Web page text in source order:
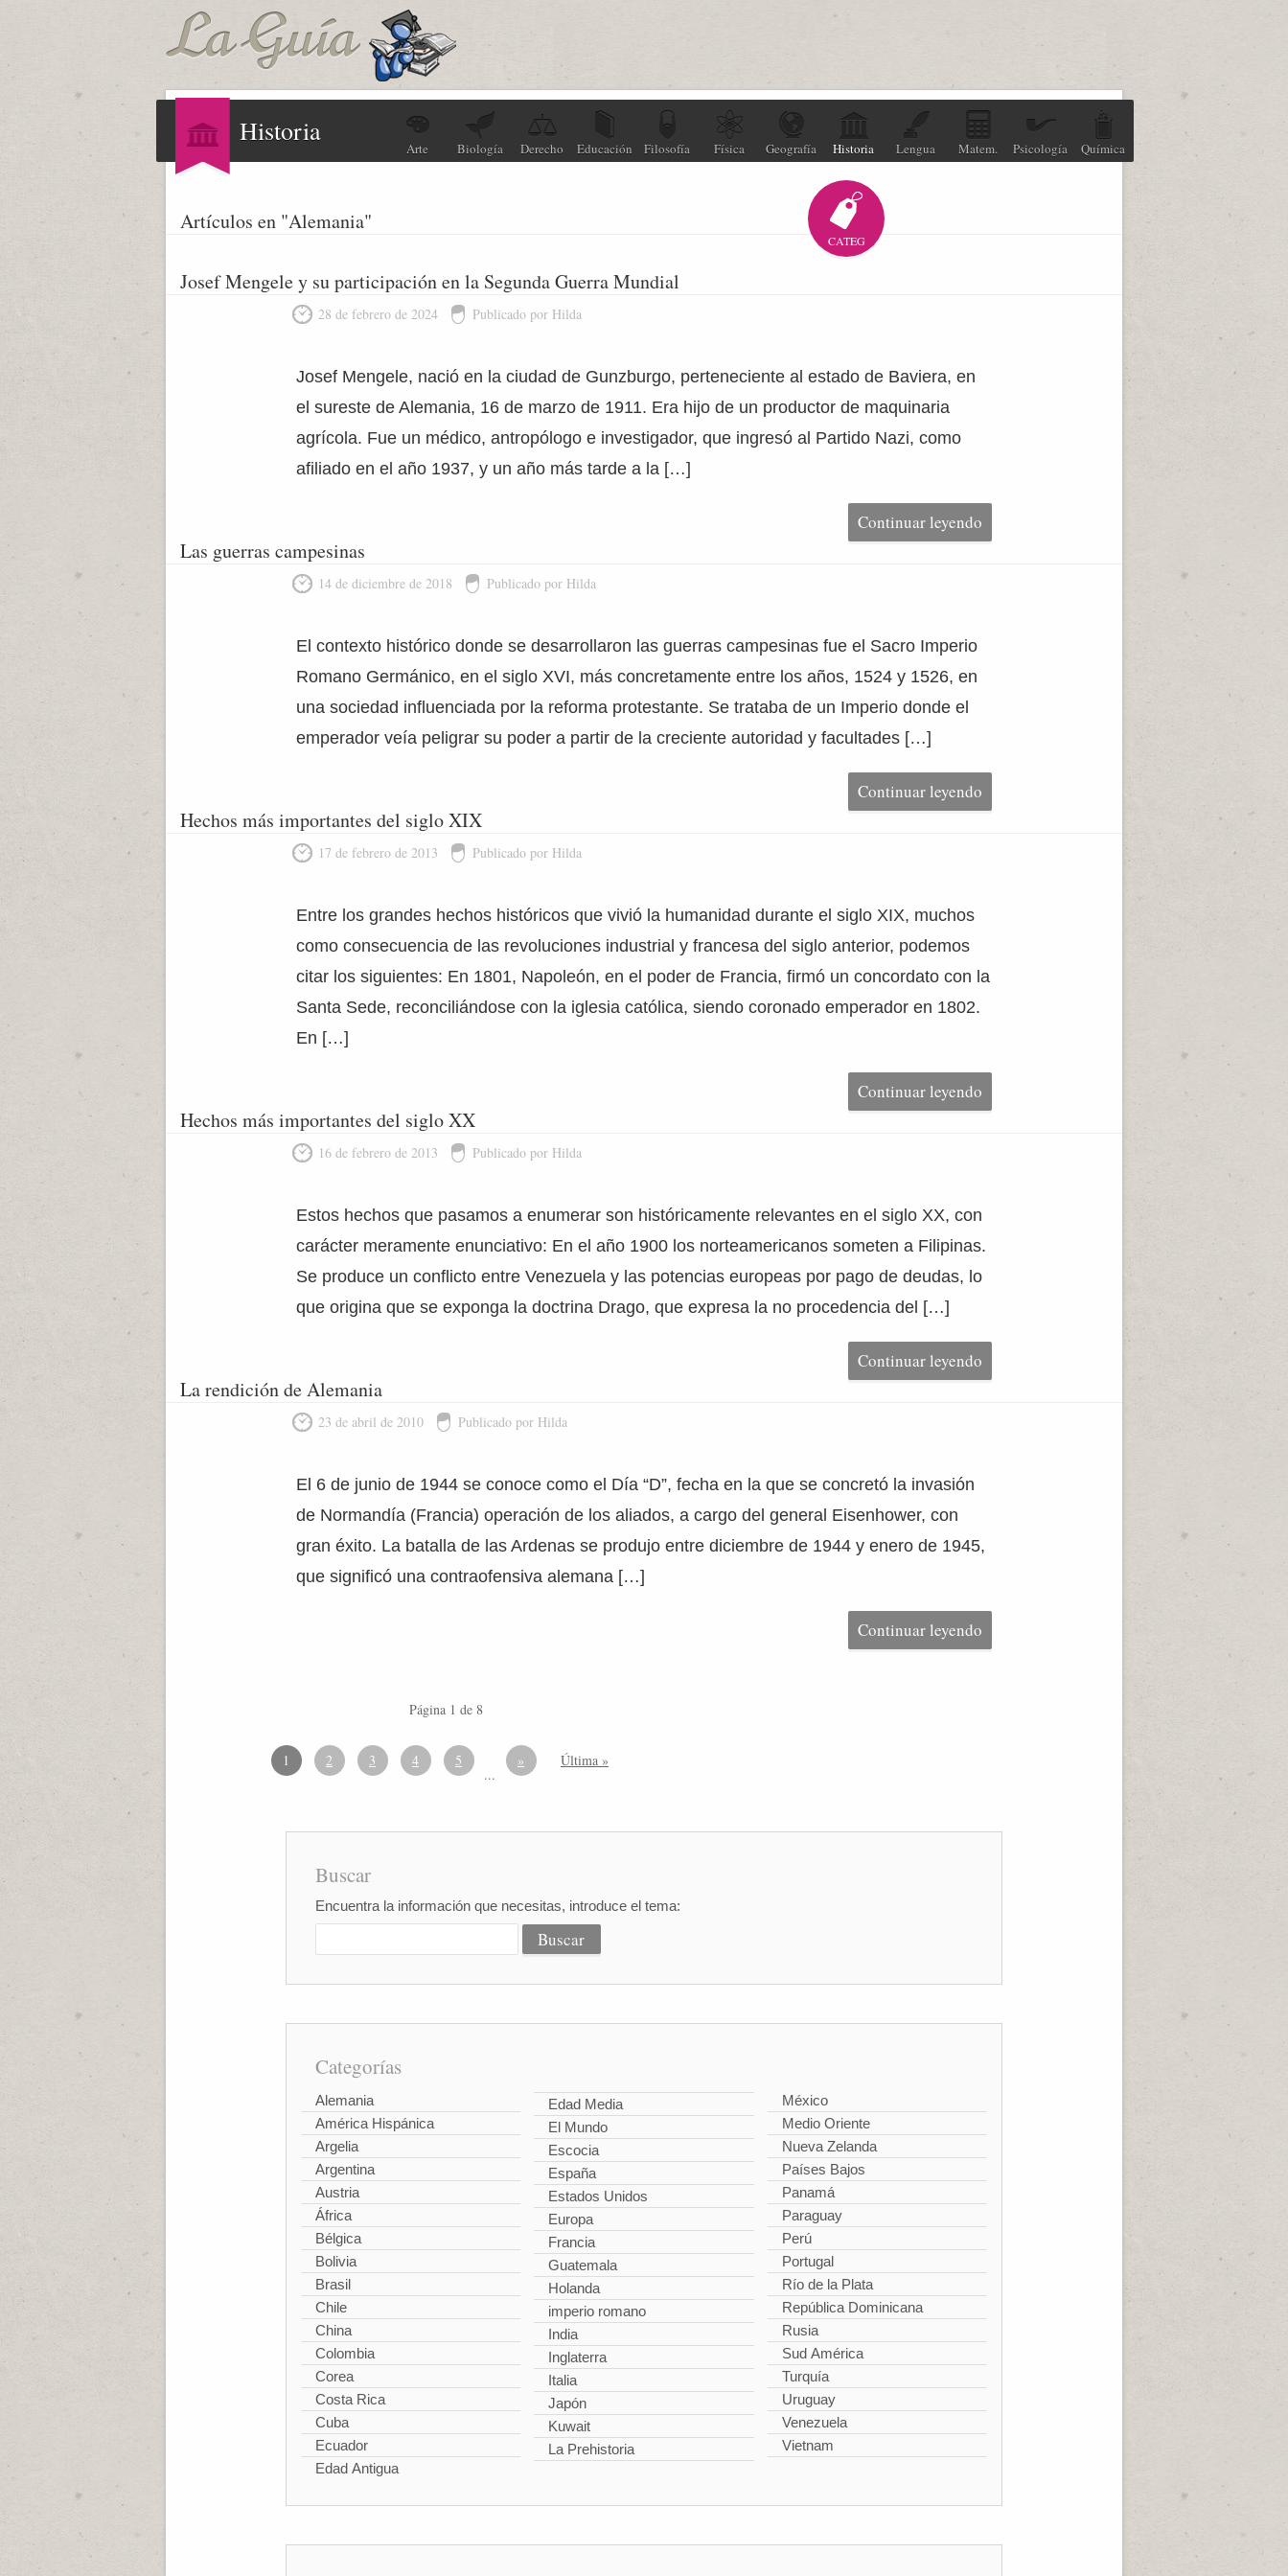
Historia
Arte Biología Derecho Educación Filosofía Física Geografía Historia Lengua Matem. Psicología Química
Artículos en "Alemania"
CATEG
Josef Mengele y su participación en la Segunda Guerra Mundial
28 de febrero de 2024 Publicado por Hilda
Josef Mengele, nació en la ciudad de Gunzburgo, perteneciente al estado de Baviera, en
el sureste de Alemania, 16 de marzo de 1911. Era hijo de un productor de maquinaria
agrícola. Fue un médico, antropólogo e investigador, que ingresó al Partido Nazi, como
afiliado en el año 1937, y un año más tarde a la […]
Continuar leyendo
Las guerras campesinas
14 de diciembre de 2018 Publicado por Hilda
El contexto histórico donde se desarrollaron las guerras campesinas fue el Sacro Imperio
Romano Germánico, en el siglo XVI, más concretamente entre los años, 1524 y 1526, en
una sociedad influenciada por la reforma protestante. Se trataba de un Imperio donde el
emperador veía peligrar su poder a partir de la creciente autoridad y facultades […]
Continuar leyendo
Hechos más importantes del siglo XIX
17 de febrero de 2013 Publicado por Hilda
Entre los grandes hechos históricos que vivió la humanidad durante el siglo XIX, muchos
como consecuencia de las revoluciones industrial y francesa del siglo anterior, podemos
citar los siguientes: En 1801, Napoleón, en el poder de Francia, firmó un concordato con la
Santa Sede, reconciliándose con la iglesia católica, siendo coronado emperador en 1802.
En […]
Continuar leyendo
Hechos más importantes del siglo XX
16 de febrero de 2013 Publicado por Hilda
Estos hechos que pasamos a enumerar son históricamente relevantes en el siglo XX, con
carácter meramente enunciativo: En el año 1900 los norteamericanos someten a Filipinas.
Se produce un conflicto entre Venezuela y las potencias europeas por pago de deudas, lo
que origina que se exponga la doctrina Drago, que expresa la no procedencia del […]
Continuar leyendo
La rendición de Alemania
23 de abril de 2010 Publicado por Hilda
El 6 de junio de 1944 se conoce como el Día “D”, fecha en la que se concretó la invasión
de Normandía (Francia) operación de los aliados, a cargo del general Eisenhower, con
gran éxito. La batalla de las Ardenas se produjo entre diciembre de 1944 y enero de 1945,
que significó una contraofensiva alemana […]
Continuar leyendo
Página 1 de 8
1 2 3 4 5
...
» Última »
Buscar
Encuentra la información que necesitas, introduce el tema:
Categorías
Alemania
América Hispánica
Argelia
Argentina
Austria
África
Bélgica
Bolivia
Brasil
Chile
China
Colombia
Corea
Costa Rica
Cuba
Ecuador
Edad Antigua
Edad Media
El Mundo
Escocia
España
Estados Unidos
Europa
Francia
Guatemala
Holanda
imperio romano
India
Inglaterra
Italia
Japón
Kuwait
La Prehistoria
México
Medio Oriente
Nueva Zelanda
Países Bajos
Panamá
Paraguay
Perú
Portugal
Río de la Plata
República Dominicana
Rusia
Sud América
Turquía
Uruguay
Venezuela
Vietnam